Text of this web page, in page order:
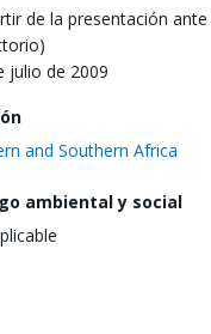
de la presentación ante
julio de 2009
and Southern Africa
ambiental y social